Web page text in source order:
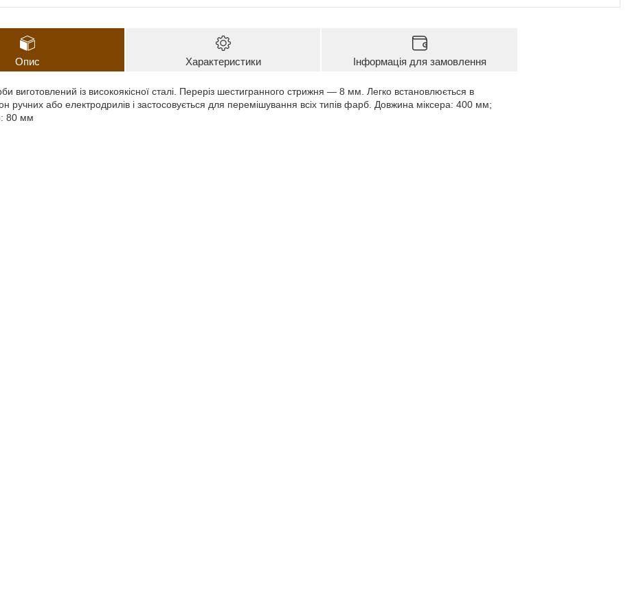
Опис Характеристики Інформація для замовлення
виготовлений із високоякісної сталі. Переріз шестигранного стрижня — 8 мм. Легко встановлюється в
ручних або електродрилів і застосовується для перемішування всіх типів фарб. Довжина міксера: 400 мм;
80 мм